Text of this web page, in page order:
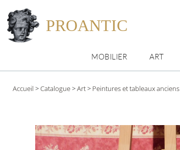
PROANTIC
MOBILIER ART
Accueil >Catalogue>Art> Peintures et tableaux anciens